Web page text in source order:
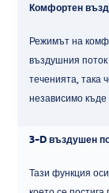
Комфортен
Режимът на
въздушния
теченията, така
независимо
3-D въздушен
Тази функция